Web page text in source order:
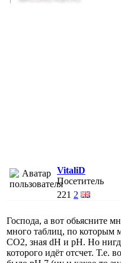
VitaliD
Посетитель
221 2
Господа, а вот обьясните
много таблиц, по которым
СО2, зная dH и pH. Но
которого идёт отсчет. Т.е.